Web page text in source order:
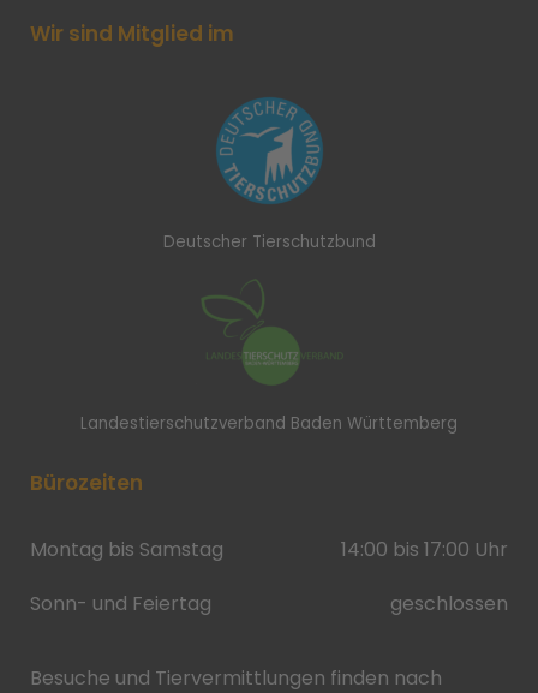
Wir sind Mitglied im
Deutscher Tierschutzbund
Landestierschutzverband Baden Württemberg
Bürozeiten
Montag bis Samstag
14:00 bis 17:00 Uhr
Sonn- und Feiertag
geschlossen
Besuche und Tiervermittlungen finden nach